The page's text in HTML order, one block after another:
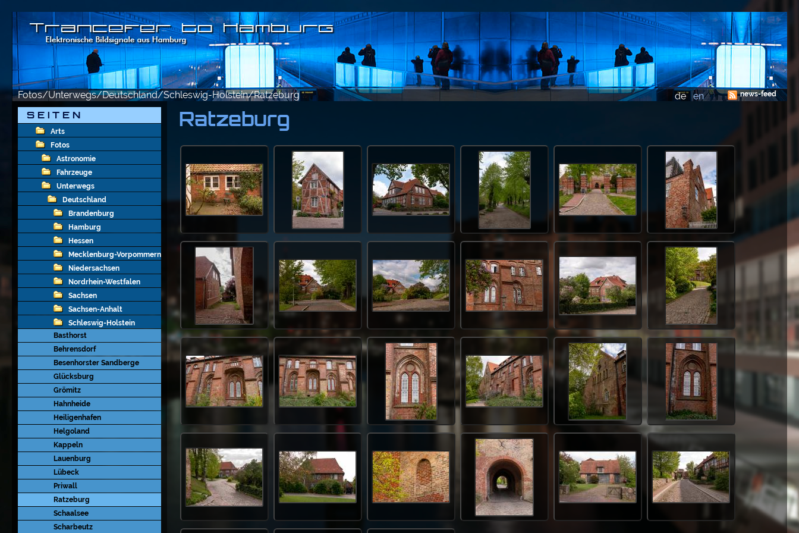
Fotos/Unterwegs/Deutschland/Schleswig-Holstein/Ratzeburg de en news-feed
S E I T E N
Arts
Fotos
Astronomie
Fahrzeuge
Unterwegs
Deutschland
Brandenburg
Hamburg
Hessen
Mecklenburg-Vorpommern
Niedersachsen
Nordrhein-Westfalen
Sachsen
Sachsen-Anhalt
Schleswig-Holstein
Basthorst
Behrensdorf
Besenhorster Sandberge
Glücksburg
Grömitz
Hahnheide
Heiligenhafen
Helgoland
Kappeln
Lauenburg
Lübeck
Priwall
Ratzeburg
Schaalsee
Scharbeutz
Ratzeburg